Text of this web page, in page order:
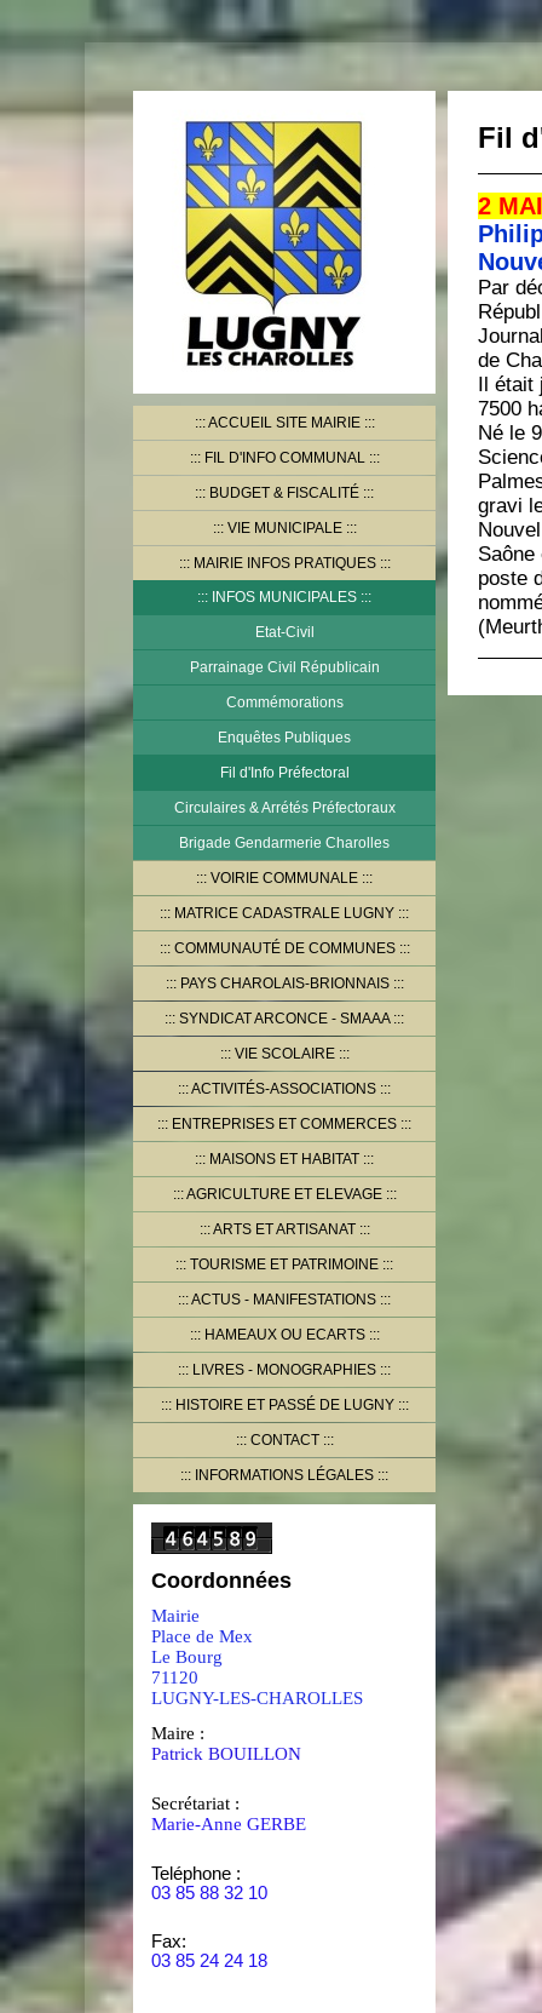
ACCUEIL SITE MAIRIE
FIL D'INFO COMMUNAL
BUDGET & FISCALITÉ
VIE MUNICIPALE
MAIRIE INFOS PRATIQUES
INFOS MUNICIPALES
Etat-Civil
Parrainage Civil Républicain
Commémorations
Enquêtes Publiques
Fil d'Info Préfectoral
Circulaires & Arrétés Préfectoraux
Brigade Gendarmerie Charolles
VOIRIE COMMUNALE
MATRICE CADASTRALE LUGNY
COMMUNAUTÉ DE COMMUNES
PAYS CHAROLAIS-BRIONNAIS
SYNDICAT ARCONCE - SMAAA
VIE SCOLAIRE
ACTIVITÉS-ASSOCIATIONS
ENTREPRISES ET COMMERCES
MAISONS ET HABITAT
AGRICULTURE ET ELEVAGE
ARTS ET ARTISANAT
TOURISME ET PATRIMOINE
ACTUS - MANIFESTATIONS
HAMEAUX OU ECARTS
LIVRES - MONOGRAPHIES
HISTOIRE ET PASSÉ DE LUGNY
CONTACT
INFORMATIONS LÉGALES
Coordonnées
Mairie
Place de Mex
Le Bourg
71120
LUGNY-LES-CHAROLLES
Maire :
Patrick BOUILLON
Secrétariat :
Marie-Anne GERBE
Teléphone :
03 85 88 32 10
Fax:
03 85 24 24 18
Fil
2
Par
de
Il était
7500
Né le
gravi
poste